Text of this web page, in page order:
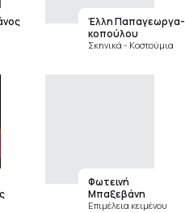
Έλλη Παπαγεωργα­
κοπούλου
Σκηνικά - Κοστούμια
Φωτεινή
Μπαξεβάνη
Επιμέλεια κειμένου